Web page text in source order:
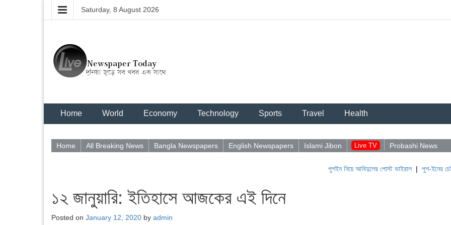
Saturday, 8 August 2026
Home World Economy Technology Sports Travel Health
Home All Breaking News Bangla Newspapers English Newspapers Islami Jibon Live TV Probashi News
পুশইন নিয়ে আবিদুলের পোস্ট ভাইরাল| পুশ-ইনের চেষ্টায়
১২ জানুয়ারি: ইতিহাসে আজকের এই দিনে
Posted on January 12, 2020 by admin